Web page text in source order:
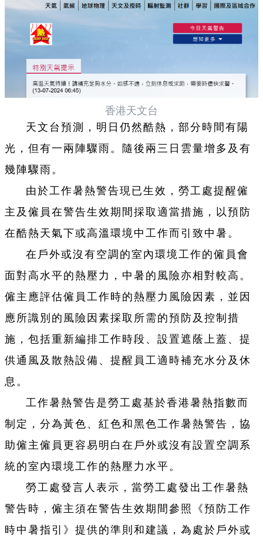
香港天文台
天文台預測，明日仍然酷熱，部分時間有陽
光，但有一兩陣驟雨。隨後兩三日雲量增多及有
幾陣驟雨。
由於工作暑熱警告現已生效，勞工處提醒僱
主及僱員在警告生效期間採取適當措施，以預防
在酷熱天氣下或高溫環境中工作而引致中暑。
在戶外或沒有空調的室內環境工作的僱員會
面對高水平的熱壓力，中暑的風險亦相對較高。
僱主應評估僱員工作時的熱壓力風險因素，並因
應所識別的風險因素採取所需的預防及控制措
施，包括重新編排工作時段、設置遮蔭上蓋、提
供通風及散熱設備、提醒員工適時補充水分及休
息。
工作暑熱警告是勞工處基於香港暑熱指數而
制定，分為黃色、紅色和黑色工作暑熱警告，協
助僱主僱員更容易明白在戶外或沒有設置空調系
統的室內環境工作的熱壓力水平。
勞工處發言人表示，當勞工處發出工作暑熱
警告時，僱主須在警告生效期間參照《預防工作
時中暑指引》提供的準則和建議，為處於戶外或